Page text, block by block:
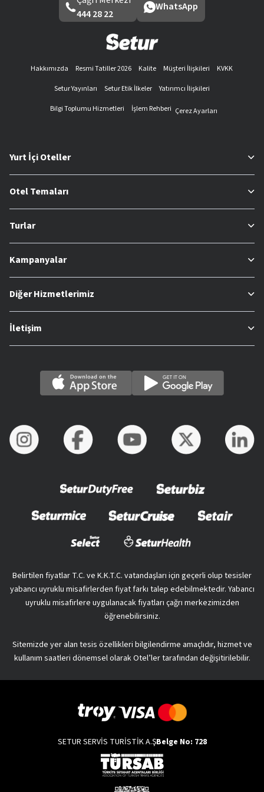
444 28 22
WhatsApp
Hakkımızda Resmi Tatiller 2026 Kalite Müşteri İlişkileri
KVKK
Setur Yayınları
Setur Etik İlkeler
Yatırımcı İlişkileri
Bilgi Toplumu Hizmetleri
İşlem Rehberi Çerez Ayarları
Yurt İçi Oteller
Otel Temaları
Turlar
Kampanyalar
Diğer Hizmetlerimiz
İletişim
Belirtilen fiyatlar T.C. ve K.K.T.C. vatandaşları için geçerli olup tesisler
yabancı uyruklu misafirlerden fiyat farkı talep edebilmektedir. Yabancı
uyruklu misafirlere uygulanacak fiyatları çağrı merkezimizden
öğrenebilirsiniz.
Sitemizde yer alan tesis özellikleri bilgilendirme amaçlıdır, hizmet ve
kullanım saatleri dönemsel olarak Otel’ler tarafından değişitirilebilir.
SETUR SERVİS TURİSTİK A.ŞBelge No: 728